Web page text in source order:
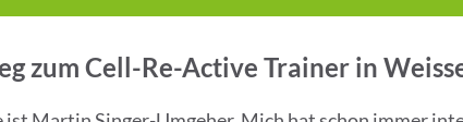
zum Cell-Re-Active Trainer in